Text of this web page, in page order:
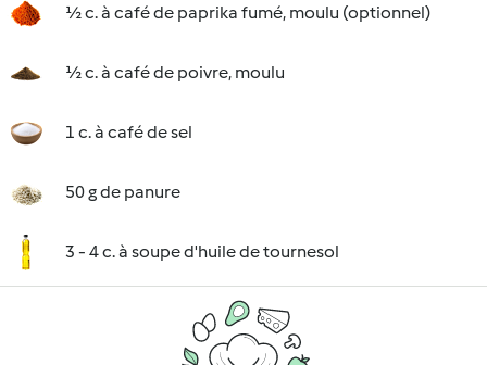
½ c. à café de paprika fumé, moulu (optionnel)
½ c. à café de poivre, moulu
1 c. à café de sel
50 g de panure
3 - 4 c. à soupe d'huile de tournesol